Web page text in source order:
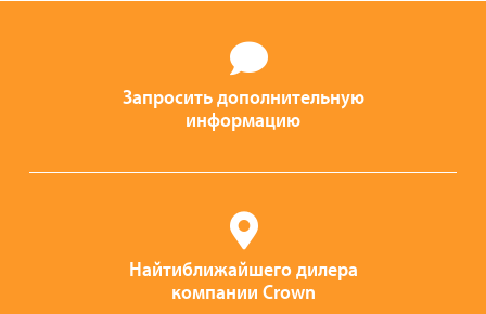
Запросить дополнительную
информацию
Найтиближайшего дилера
компании Crown